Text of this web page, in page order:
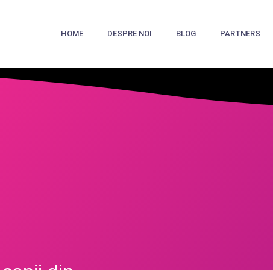
HOME DESPRE NOI BLOG PARTNERS